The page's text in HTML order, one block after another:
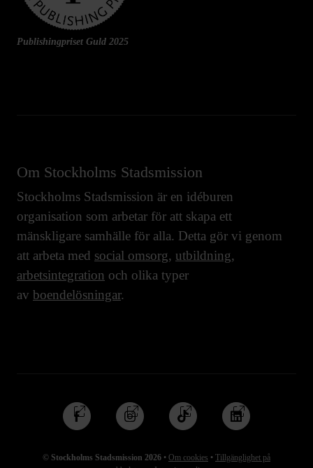
Publishingpriset Guld 2025
Om Stockholms Stadsmission
Stockholms Stadsmission är en idéburen
organisation som arbetar för att skapa ett
mänskligare samhälle för alla. Detta gör vi genom
att arbeta med social omsorg, utbildning,
arbetsintegration och olika typer
av boendelösningar.
© Stockholms Stadsmission 2026 • Om cookies • Tillgänglighet på
Följ
oss
Facebook
Följ
oss
Instagram
Följ
oss
TikTok
Följ
oss
Linkedin